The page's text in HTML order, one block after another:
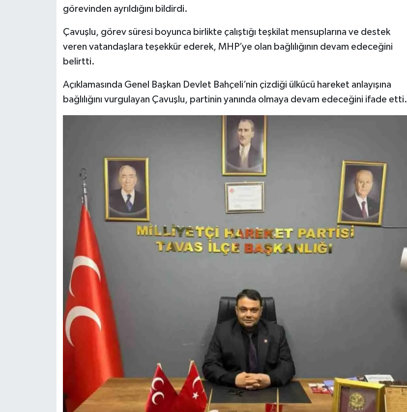
görevinden ayrıldığını bildirdi.
Çavuşlu, görev süresi boyunca birlikte çalıştığı teşkilat mensuplarına ve destek
veren vatandaşlara teşekkür ederek, MHP’ye olan bağlılığının devam edeceğini
belirtti.
Açıklamasında Genel Başkan Devlet Bahçeli’nin çizdiği ülkücü hareket anlayışına
bağlılığını vurgulayan Çavuşlu, partinin yanında olmaya devam edeceğini ifade etti.